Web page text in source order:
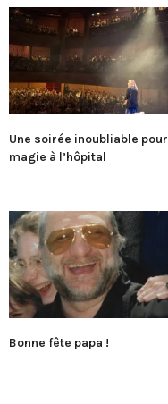
Une soirée inoubliable pour
magie à l’hôpital
Bonne fête papa !